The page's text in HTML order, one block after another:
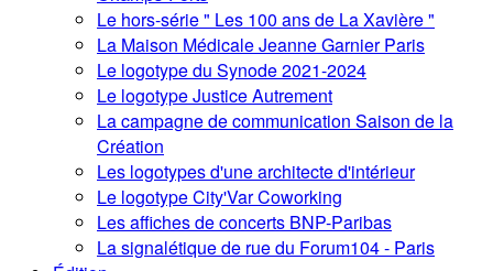
Le hors-série " Les 100 ans de La Xavière "
La Maison Médicale Jeanne Garnier Paris
Le logotype du Synode 2021-2024
Le logotype Justice Autrement
La campagne de communication Saison de la
Création
Les logotypes d'une architecte d'intérieur
Le logotype City'Var Coworking
Les affiches de concerts BNP-Paribas
La signalétique de rue du Forum104 - Paris